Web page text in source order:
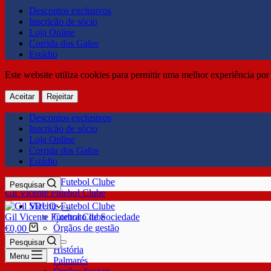
Descontos exclusivos
Inscrição de sócio
Loja Online
Corrida dos Galos
Estádio
Este website utiliza cookies para permitir uma melhor experiência
Aceitar Rejeitar
Descontos exclusivos
Inscrição de sócio
Loja Online
Corrida dos Galos
Estádio
Gil Vicente Futebol Clube
Pesquisar
SDUQ
Contrato de Sociedade
Órgãos de gestão
Clube
História
Palmarés
Gil Vicente Futebol Clube
€0,00
Pesquisar
Menu